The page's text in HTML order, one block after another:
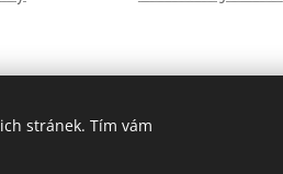
stránek. Tím vám